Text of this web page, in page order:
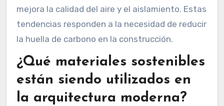
mejora la calidad del aire y el aislamiento. Estas
tendencias responden a la necesidad de reducir
la huella de carbono en la construcción.
¿Qué materiales sostenibles
están siendo utilizados en
la arquitectura moderna?